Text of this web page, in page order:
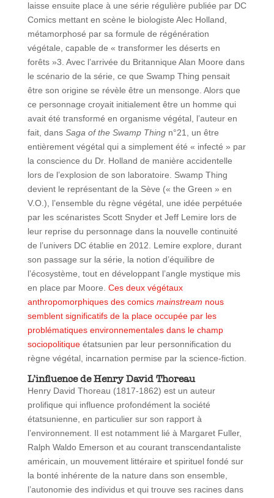
laisse ensuite place à une série régulière publiée par DC
Comics mettant en scène le biologiste Alec Holland,
métamorphosé par sa formule de régénération
végétale, capable de « transformer les déserts en
forêts »3. Avec l’arrivée du Britannique Alan Moore dans
le scénario de la série, ce que Swamp Thing pensait
être son origine se révèle être un mensonge. Alors que
ce personnage croyait initialement être un homme qui
avait été transformé en organisme végétal, l’auteur en
fait, dans Saga of the Swamp Thingn°21, un être
entièrement végétal qui a simplement été « infecté » par
la conscience du Dr. Holland de manière accidentelle
lors de l’explosion de son laboratoire. Swamp Thing
devient le représentant de la Sève (« the Green » en
V.O.), l’ensemble du règne végétal, une idée perpétuée
par les scénaristes Scott Snyder et Jeff Lemire lors de
leur reprise du personnage dans la nouvelle continuité
de l’univers DC établie en 2012. Lemire explore, durant
son passage sur la série, la notion d’équilibre de
l’écosystème, tout en développant l’angle mystique mis
en place par Moore. Ces deux végétaux
anthropomorphiques des comics mainstream nous
semblent significatifs de la place occupée par les
problématiques environnementales dans le champ
sociopolitique étatsunien par leur personnification du
règne végétal, incarnation permise par la science-fiction.
L’influence de Henry David Thoreau
Henry David Thoreau (1817-1862) est un auteur
prolifique qui influence profondément la société
étatsunienne, en particulier sur son rapport à
l’environnement. Il est notamment lié à Margaret Fuller,
Ralph Waldo Emerson et au courant transcendantaliste
américain, un mouvement littéraire et spirituel fondé sur
la bonté inhérente de la nature dans son ensemble,
l’autonomie des individus et qui trouve ses racines dans